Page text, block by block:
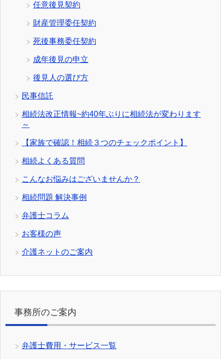
任意後見契約
財産管理委任契約
死後事務委任契約
成年後見の申立
後見人の選び方
民事信託
相続法改正情報~約40年ぶりに相続法が変わります
～
【家族で確認！相続３つのチェックポイント】
相続よくある質問
こんなお悩みはございませんか？
相続問題 解決事例
弁護士コラム
お客様の声
介護ネットのご案内
事務所のご案内
弁護士費用・サービス一覧